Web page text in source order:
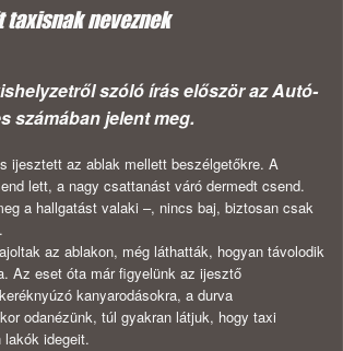
taxisnak neveznek
szóló írás először az Autó-
számában jelent meg.
ijesztett az ablak mellett beszélgetőkre. A
lett, a nagy csattanást váró dermedt csend.
a hallgatást valaki –, nincs baj, biztosan csak
az ablakon, még láthatták, hogyan távolodik
Az eset óta már figyelünk az ijesztő
kanyarodásokra, a durva
odanézünk, túl gyakran látjuk, hogy taxi
lakók idegeit.